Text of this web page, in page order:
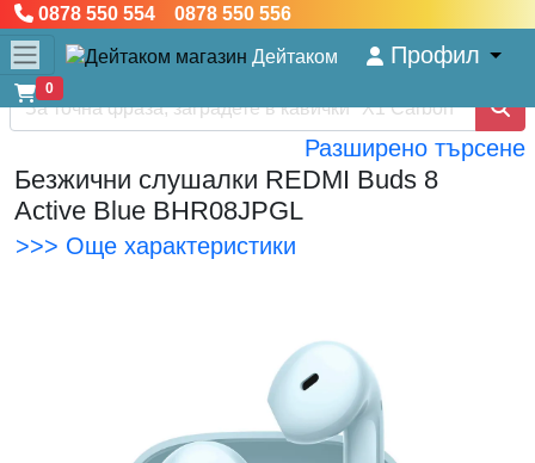
0878 550 554 0878 550 556
Дейтаком Профил
0
Разширено търсене
Безжични слушалки REDMI Buds 8
Active Blue BHR08JPGL
>>> Още характеристики